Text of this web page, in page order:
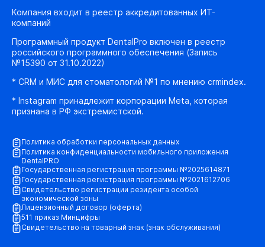
Компания входит в реестр аккредитованных ИТ-
компаний
Программный продукт DentalPro включен в реестр
российского программного обеспечения (Запись
№15390 от 31.10.2022)
* CRM и МИС для стоматологий №1 по мнению crmindex.
* Instagram принадлежит корпорации Meta, которая
признана в РФ экстремистской.
Политика обработки персональных данных
Политика конфиденциальности мобильного приложения
DentalPRO
Государственная регистрация программы №2025614871
Государственная регистрация программы №2021612706
Свидетельство регистрации резидента особой
экономической зоны
Лицензионный договор (оферта)
511 приказ Минцифры
Свидетельство на товарный знак (знак обслуживания)